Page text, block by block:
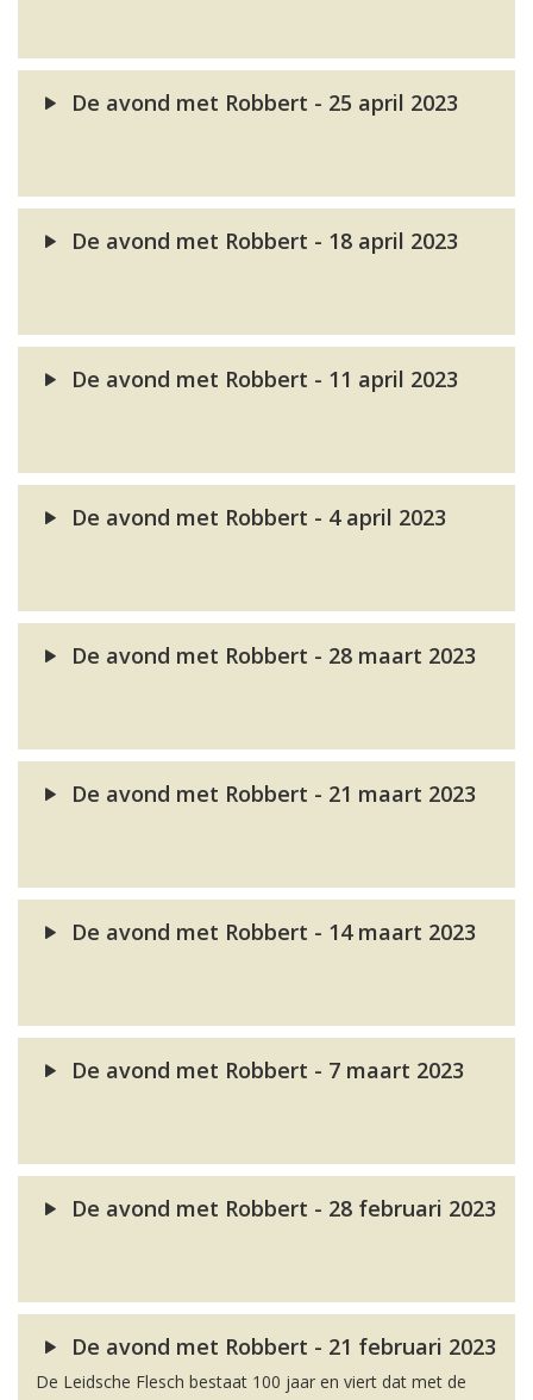
De avond met Robbert - 25 april 2023
De avond met Robbert - 18 april 2023
De avond met Robbert - 11 april 2023
De avond met Robbert - 4 april 2023
De avond met Robbert - 28 maart 2023
De avond met Robbert - 21 maart 2023
De avond met Robbert - 14 maart 2023
De avond met Robbert - 7 maart 2023
De avond met Robbert - 28 februari 2023
De avond met Robbert - 21 februari 2023
De Leidsche Flesch bestaat 100 jaar en viert dat met de